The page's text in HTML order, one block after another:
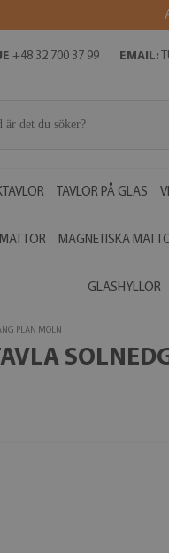
+48 32 700 37 99 EMAIL:
TAVLOR PÅ GLAS
MAGNETISKA
GLASHYLLOR
PLAN MOLN